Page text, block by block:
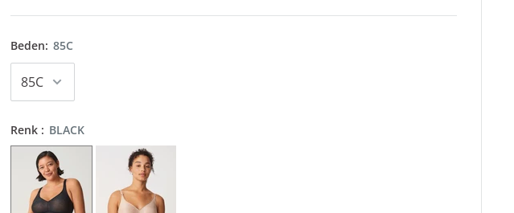
Beden: 85C
Renk : BLACK